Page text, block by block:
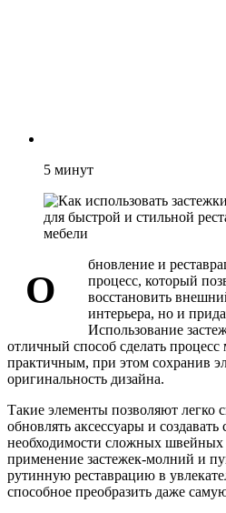
5 минут
О
бновление и
процесс, который
восстановить
интерьера, но и
Использование
отличный способ сделать
практичным, при этом сохранив
оригинальность дизайна.
Такие элементы позволяют легко
обновлять аксессуары и
необходимости сложных
применение застежек-молний и
рутинную реставрацию в
способное преобразить даже